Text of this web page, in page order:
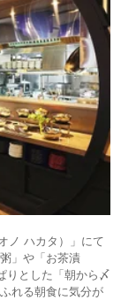
ノ ハカタ）」にて
」や「お茶漬
りとした「朝から〆
れる朝食に気分が